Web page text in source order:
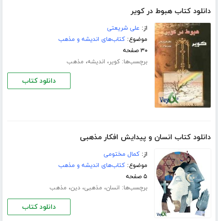
دانلود کتاب هبوط در کویر
از: علی شریعتی
موضوع:کتاب‌های اندیشه و مذهب
۳۰ صفحه
برچسب‌ها:کویر، اندیشه، مذهب
دانلود کتاب
دانلود کتاب انسان و پیدایش افکار مذهبی
از:کمال مختومی
موضوع:کتاب‌های اندیشه و مذهب
۵ صفحه
برچسب‌ها: انسان، مذهبی،دین، مذهب
دانلود کتاب